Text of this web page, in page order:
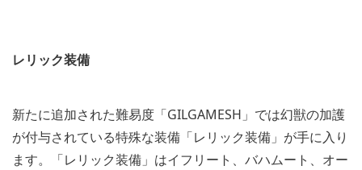
レリック装備
新たに追加された難易度「GILGAMESH」では幻獣の加護
が付与されている特殊な装備「レリック装備」が手に入り
ます。「レリック装備」はイフリート、バハムート、オー